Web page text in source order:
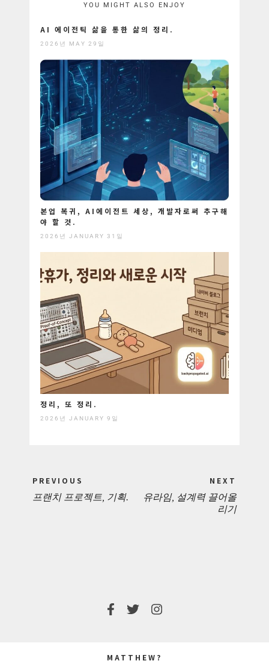
YOU MIGHT ALSO ENJOY
AI 에이전틱 삶을 통한 삶의 정리.
2026년 MAY 29일
본업 복귀, AI에이전트 세상, 개발자로써 추구해
야 할 것.
2026년 JANUARY 31일
정리, 또 정리.
2026년 JANUARY 9일
navigation
PREVIOUS
PREVIOUS
프랜치 프로젝트, 기획.
NEXT
NEXT
유라임, 설계력 끌어올
리기
MATTHEW?